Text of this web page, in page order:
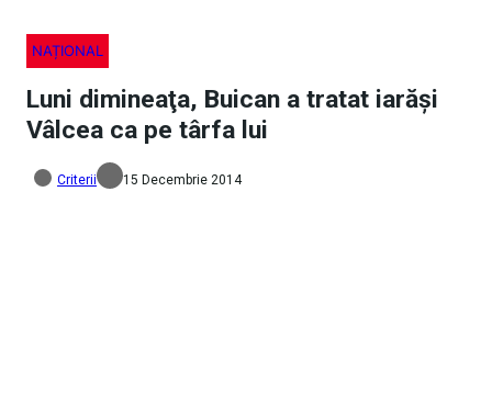
NAȚIONAL
Luni dimineaţa, Buican a tratat iarăşi
Vâlcea ca pe târfa lui
Criterii 15 Decembrie 2014